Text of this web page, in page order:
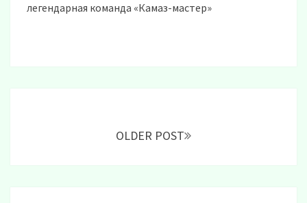
легендарная команда «Камаз-мастер»
OLDER POST